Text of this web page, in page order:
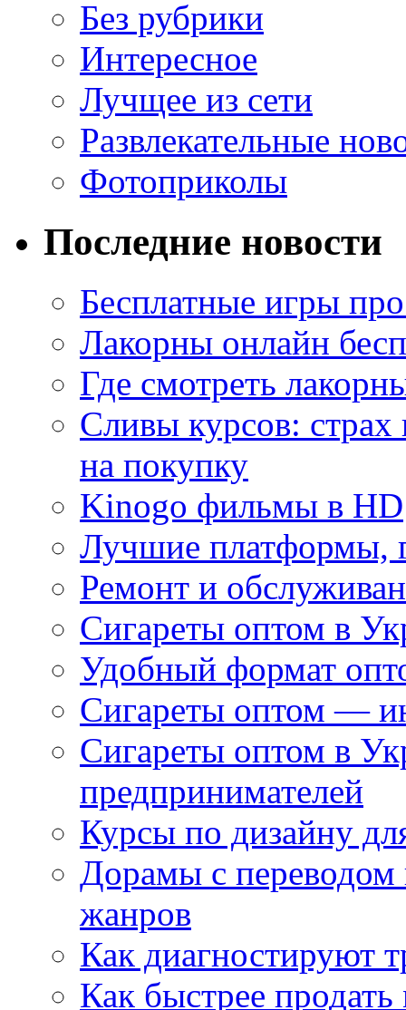
Без рубрики
Интересное
Лучщее из сети
Развлекательные
Фотоприколы
Последние новости
Бесплатные игры
Лакорны онлайн
Где смотреть
Сливы курсов:
на покупку
Kinogo фильмы в HD
Лучшие платформы,
Ремонт и
Сигареты оптом в
Удобный формат
Сигареты оптом —
Сигареты оптом в
предпринимателей
Курсы по дизайну
Дорамы с переводом
жанров
Как диагностируют
Как быстрее